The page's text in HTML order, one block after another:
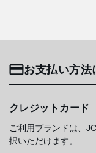
お支払い方法
クレジットカード
ご利用ブランドは、
択いただけます。